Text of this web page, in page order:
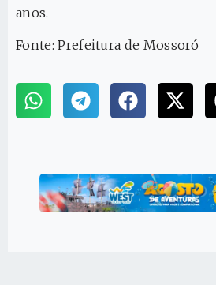
anos.
Fonte: Prefeitura de Mossoró